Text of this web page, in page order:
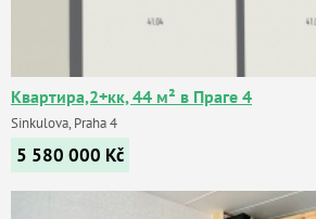
Квартира,2+кк, 44 м² в Праге 4
Sinkulova, Praha 4
5 580 000 Kč